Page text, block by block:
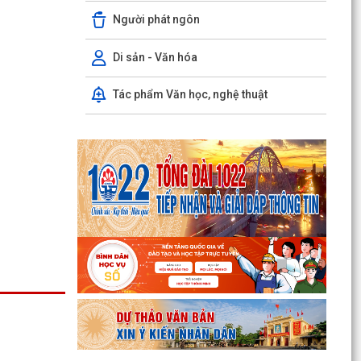
Người phát ngôn
Di sản - Văn hóa
Tác phẩm Văn học, nghệ thuật
Đội tuyển Hải Phòng đoạt giải A Hội thi lực lượng
tham gia bảo vệ an ninh, trật tự ở cơ sở giỏi...
FESTIVAL 2026
giải phóng mặt bằng các dự án
Khai mạc Chung kết Hội thi lực lượng tham gia
bảo vệ ANTT ở cơ sở giỏi toàn quốc lần thứ
nhất, năm...
Thông báo Chung kết Hội thi lực lượng tham gia
bảo vệ an ninh, trật tự ở cơ sở giỏi toàn quốc
(lần...
Một số quy định mới về thực hiện thủ tục hành
chính theo cơ chế một cửa, một cửa liên thông